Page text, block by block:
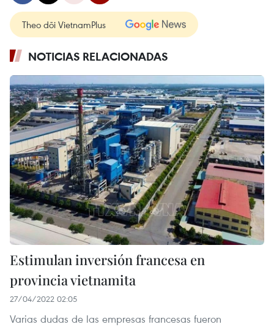
Theo dõi VietnamPlus
NOTICIAS RELACIONADAS
Estimulan inversión francesa en
provincia vietnamita
27/04/2022 02:05
Varias dudas de las empresas francesas fueron